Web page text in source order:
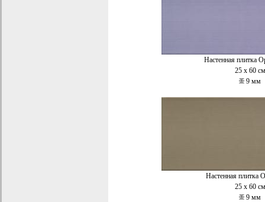
Настенная плитка
25 x 60 см
9 мм
Настенная плитка
25 x 60 см
9 мм